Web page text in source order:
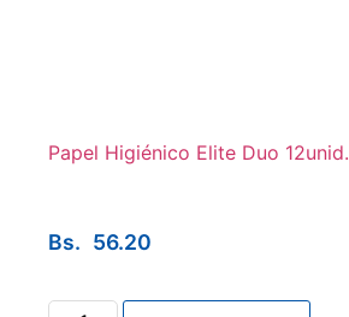
Papel Higiénico Elite Duo 12unid.
Bs. 56.20